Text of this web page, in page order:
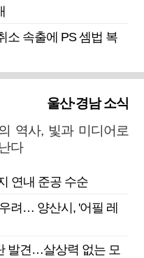
소 속출에 PS 셈법 복
울산·경남 소식
역사, 빛과 미디어로
다
연내 준공 수순
려… 양산시, '어필 레
발견…살상력 없는 모